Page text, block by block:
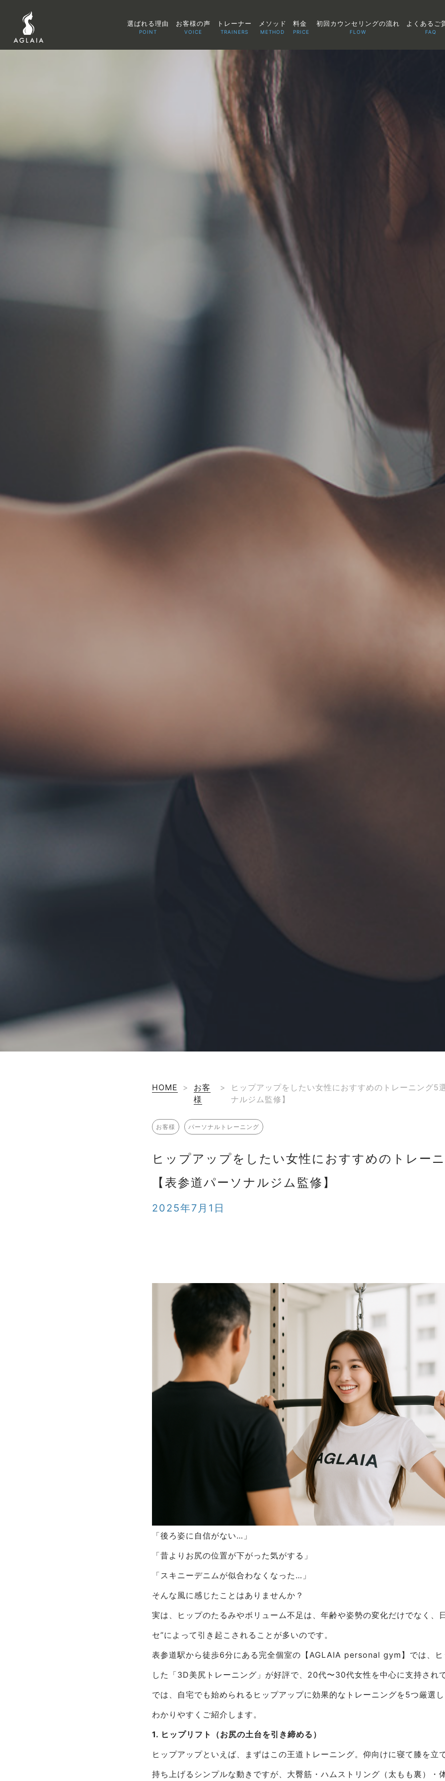
選ばれる理由
POINT
お客様の声
VOICE
トレーナー
TRAINERS
メソッド
METHOD
料金
PRICE
初回カウンセリングの流れ
FLOW
よくあるご
FAQ
HOME >
お客
様
>
ヒップアップをしたい女性におすすめのトレーニング5
ナルジム監修】
お客様 パーソナルトレーニング
ヒップアップをしたい女性におすすめのトレー
【表参道パーソナルジム監修】
2025年7月1日
「後ろ姿に自信がない…」
「昔よりお尻の位置が下がった気がする」
「スキニーデニムが似合わなくなった…」
そんな風に感じたことはありませんか？
実は、ヒップのたるみやボリューム不足は、年齢や姿勢の変化だけでなく、
セ”によって引き起こされることが多いのです。
表参道駅から徒歩6分にある完全個室の【AGLAIA personal gym】では、
した「3D美尻トレーニング」が好評で、20代〜30代女性を中心に支持され
では、自宅でも始められるヒップアップに効果的なトレーニングを5つ厳選
わかりやすくご紹介します。
1. ヒップリフト（お尻の土台を引き締める）
ヒップアップといえば、まずはこの王道トレーニング。仰向けに寝て膝を立
持ち上げるシンプルな動きですが、大臀筋・ハムストリング（太もも裏）・